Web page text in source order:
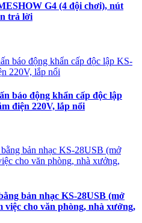
G4 (4 đội chơi), nút
trả lời
báo động khẩn cấp độc lập
điện 220V, lắp nổi
bản nhạc KS-28USB (mở
việc cho văn phòng, nhà xưởng,